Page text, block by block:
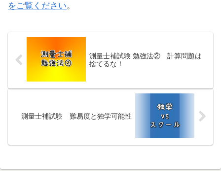
をご覧ください。
測量士補試験 勉強法② 計算問題は
捨てるな！
測量士補試験 難易度と独学可能性